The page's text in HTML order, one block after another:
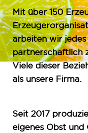
Mit über 150
arbeiten wir
partnerschaftlich
Viele dieser
als unsere Firma.
Seit 2017
eigenes Obst und